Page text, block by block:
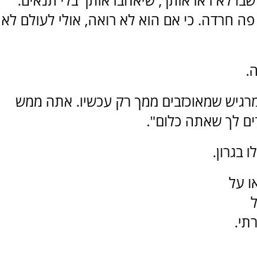
חרדה. כי אם הוא לא רואה, אולי לעולם לא
שמאוכזבים ממך רק עכשיו. אתה ממש
לך שאתה כלום".
בגרון.
על